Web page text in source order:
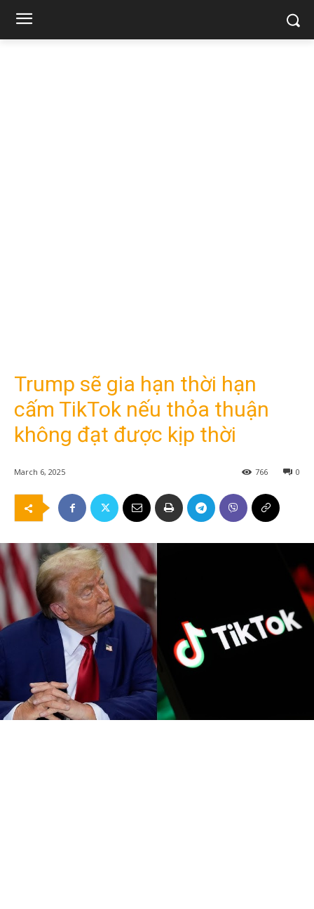
Trump sẽ gia hạn thời hạn
cấm TikTok nếu thỏa thuận
không đạt được kịp thời
March 6, 2025 0
766